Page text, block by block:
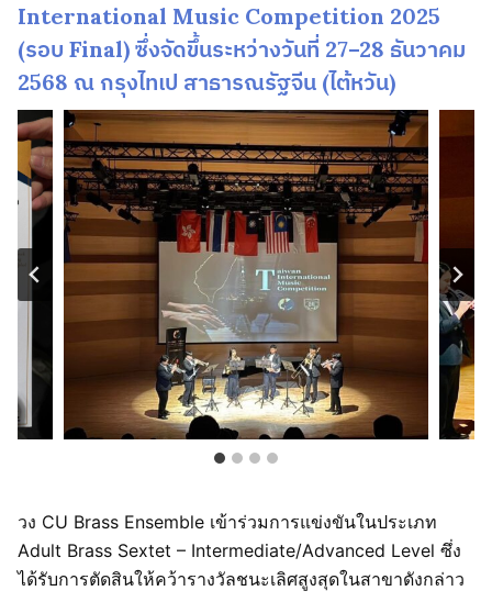
International Music Competition 2025
(รอบ Final) ซึ่งจัดขึ้นระหว่างวันที่ 27–28 ธันวาคม
2568 ณ กรุงไทเป สาธารณรัฐจีน (ไต้หวัน)
วง CU Brass Ensemble เข้าร่วมการแข่งขันในประเภท
Adult Brass Sextet – Intermediate/Advanced Level ซึ่ง
ได้รับการตัดสินให้คว้ารางวัลชนะเลิศสูงสุดในสาขาดังกล่าว